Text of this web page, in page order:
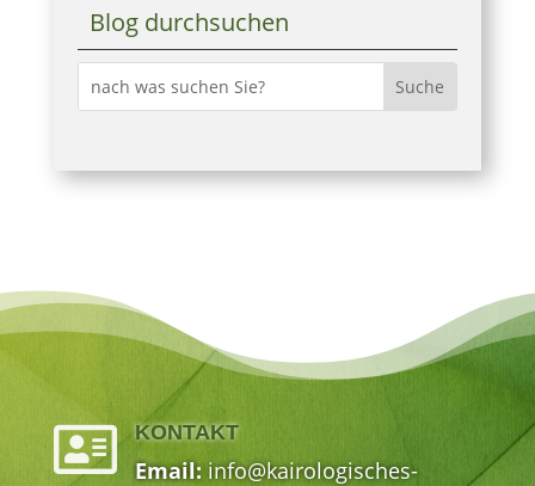
Blog durchsuchen
 KONTAKT
Email: info@kairologisches-